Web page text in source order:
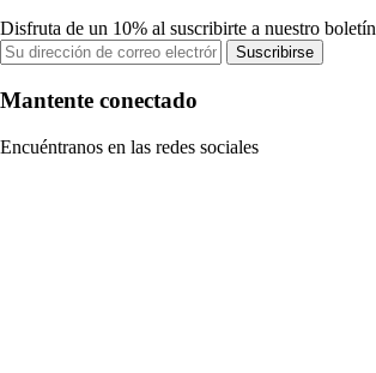
Disfruta de un 10% al suscribirte a nuestro boletín
Suscribirse
Mantente conectado
Encuéntranos en las redes sociales